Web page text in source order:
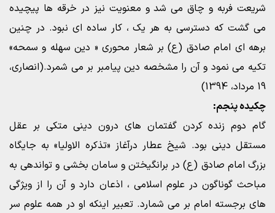
شریعت فربه و چاق می شد و معنویت نیز در خرقه ها پیچیده
می گشت که دسترسی به هر یک ، کار ساده ای نبود. در چنین
برهه ای امام صادق (ع) بر شعار محوری « دین سهله و سمحه»
تکیه می نمود و آن را مشخصه دین پیامبر بر می شمرد.(انصاری،
19 مرداد، 1394)
چکیده پنجم:
گام دوم زنده کردن گفتمان های درون دینی متکی بر عقل
مستقل دینی بود. شیخ عطار درآغاز «تذکره الاولیا» به جایگاه
بزرگ امام صادق (ع) در برانگیختن و سامان بخشی و تواندهی به
مباحث گوناگون در علوم اسلامی ، اذعان دارد و آن را از ویژگی
های برجسته امام بر می شمارد. تعبیر اینکه او در همه علوم سر